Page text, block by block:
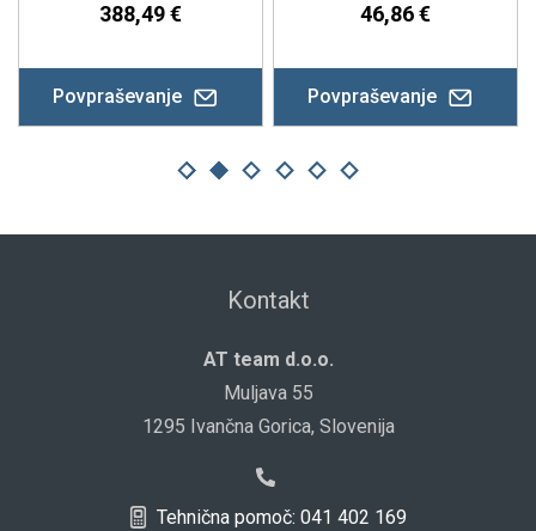
388,49 €
Povpraševanje
46,86 €
Povpraševanje
Kontakt
AT team d.o.o.
Muljava 55
1295 Ivančna Gorica, Slovenija
Tehnična pomoč: 041 402 169